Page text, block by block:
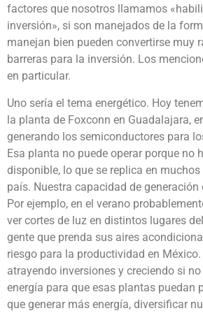
factores que nosotros llamamos
inversión», si son manejados de la
manejan bien pueden convertirse muy
barreras para la inversión. Los
en particular.
Uno sería el tema energético. Hoy
la planta de Foxconn en Guadalajara,
generando los semiconductores para
Esa planta no puede operar porque no
disponible, lo que se replica en
país. Nuestra capacidad de generación
Por ejemplo, en el verano
ver cortes de luz en distintos lugares
gente que prenda sus aires
riesgo para la productividad en
atrayendo inversiones y creciendo si
energía para que esas plantas puedan
que generar más energía, diversificar